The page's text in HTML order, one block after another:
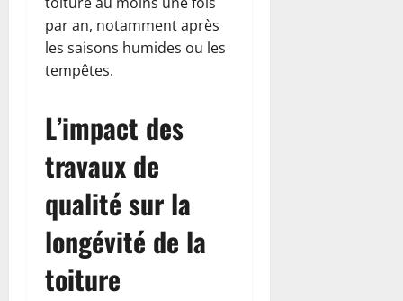
par an, notamment après
les saisons humides ou les
tempêtes.
L’impact des
travaux de
qualité sur la
longévité de la
toiture